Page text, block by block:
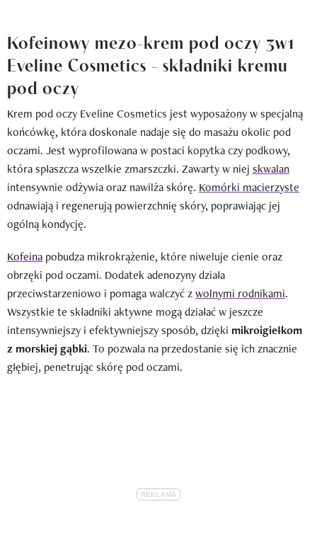
Kofeinowy mezo-krem pod oczy 3w1
Eveline Cosmetics - składniki kremu
pod oczy
Krem pod oczy Eveline Cosmetics jest wyposażony w specjalną
końcówkę, która doskonale nadaje się do masażu okolic pod
oczami. Jest wyprofilowana w postaci kopytka czy podkowy,
która spłaszcza wszelkie zmarszczki. Zawarty w niej skwalan
intensywnie odżywia oraz nawilża skórę. Komórki macierzyste
odnawiają i regenerują powierzchnię skóry, poprawiając jej
ogólną kondycję.
Kofeina pobudza mikrokrążenie, które niweluje cienie oraz
obrzęki pod oczami. Dodatek adenozyny działa
przeciwstarzeniowo i pomaga walczyć zwolnymi rodnikami.
Wszystkie te składniki aktywne mogą działać w jeszcze
intensywniejszy i efektywniejszy sposób, dzięki mikroigiełkom
z morskiej gąbki. To pozwala na przedostanie się ich znacznie
głębiej, penetrując skórę pod oczami.